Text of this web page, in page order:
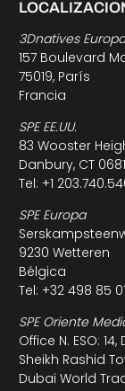
3Dnatives Europa
157 Boulevard
75019, París
Francia
SPE EE.UU.
83 Wooster
Danbury, CT
Tel: +1
SPE Europa
9230 Wetteren
Bélgica
Tel: +32 498 85
SPE Oriente
Office N. ESO: 14,
Sheikh Rashid
Dubai World